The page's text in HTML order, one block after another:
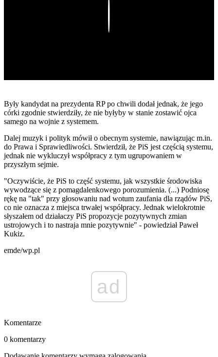
Były kandydat na prezydenta RP po chwili dodał jednak, że jego
córki zgodnie stwierdziły, że nie byłyby w stanie zostawić ojca
samego na wojnie z systemem.
Dalej muzyk i polityk mówił o obecnym systemie, nawiązując m.in.
do Prawa i Sprawiedliwości. Stwierdził, że PiS jest częścią systemu,
jednak nie wykluczył współpracy z tym ugrupowaniem w
przyszłym sejmie.
"Oczywiście, że PiS to część systemu, jak wszystkie środowiska
wywodzące się z pomagdalenkowego porozumienia. (...) Podniosę
rękę na "tak" przy głosowaniu nad wotum zaufania dla rządów PiS,
co nie oznacza z miejsca trwałej współpracy. Jednak wielokrotnie
słyszałem od działaczy PiS propozycje pozytywnych zmian
ustrojowych i to nastraja mnie pozytywnie" - powiedział Paweł
Kukiz.
emde/wp.pl
ad
Komentarze
0 komentarzy